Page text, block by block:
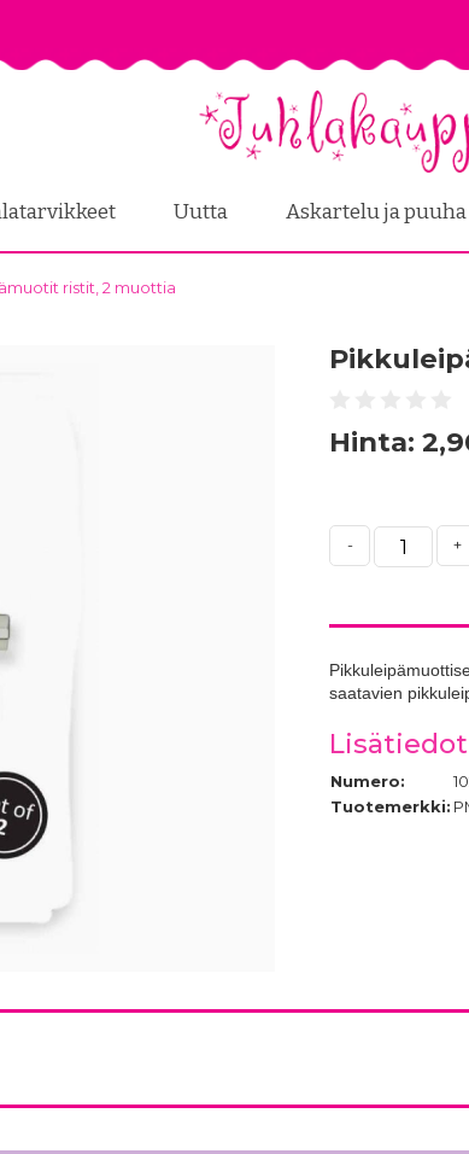
Uutta Askartelu ja puuha
ristit, 2 muottia
Hinta:
- +
saatavien
Lisätiedot
Numero:
Tuotemerkki: